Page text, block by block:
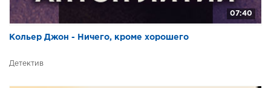
07:40
Кольер Джон - Ничего, кроме хорошего
Детектив